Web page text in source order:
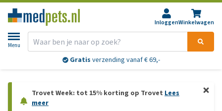
InloggenWinkelwagen
Menu
Gratis verzending vanaf € 69,-
Trovet Week: tot 15% korting op Trovet Lees
meer